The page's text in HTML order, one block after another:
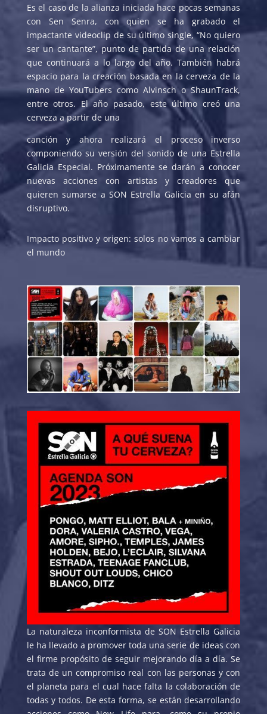
Es el caso de la alianza iniciada hace pocas semanas
con Sen Senra, con quien se ha grabado el
impactante videoclip de su último single, “No quiero
ser un cantante”, punto de partida de una relación
que continuará a lo largo del año. También habrá
espacio para la creación basada en la cerveza de la
mano de YouTubers como Alvinsch o ShaunTrack,
entre otros. El año pasado, este último creó una
cerveza a partir de una
canción y ahora realizará el proceso inverso
componiendo su versión del sonido de una Estrella
Galicia Especial. Próximamente se darán a conocer
nuevas acciones con artistas y creadores que
quieren sumarse a SON Estrella Galicia en su afán
disruptivo.
Impacto positivo y origen: solos no vamos a cambiar
el mundo
La naturaleza inconformista de SON Estrella Galicia
le ha llevado a promover toda una serie de ideas con
el firme propósito de seguir mejorando día a día. Se
trata de un compromiso real con las personas y con
el planeta para el cual hace falta la colaboración de
todas y todos. De esta forma, se están desarrollando